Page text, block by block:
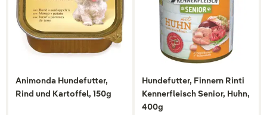
Animonda Hundefutter,
Rind und Kartoffel, 150g
Hundefutter, Finnern Rinti
Kennerfleisch Senior, Huhn,
400g